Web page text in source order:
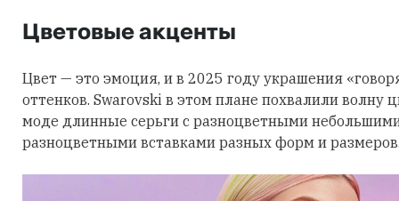
Цветовые акценты
Цвет — это эмоция, и в 2025 году украшения
оттенков. Swarovski в этом плане похвалили волну
моде длинные серьги с разноцветными
разноцветными вставками разных форм и